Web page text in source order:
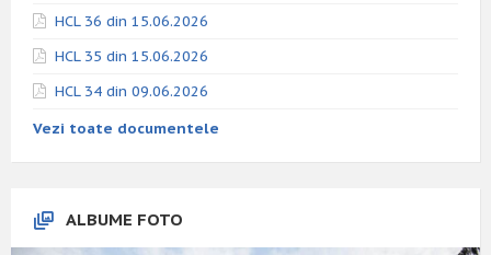
HCL 36 din 15.06.2026
HCL 35 din 15.06.2026
HCL 34 din 09.06.2026
Vezi toate documentele
ALBUME FOTO